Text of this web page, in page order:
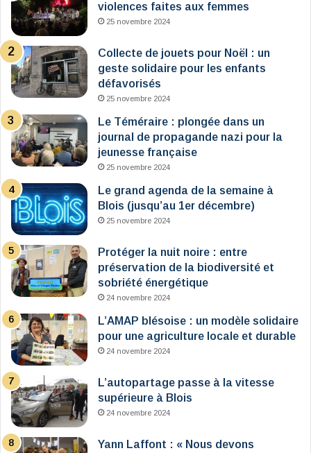
violences faites aux femmes
25 novembre 2024
Collecte de jouets pour Noël : un
geste solidaire pour les enfants
défavorisés
25 novembre 2024
Le Téméraire : plongée dans un
journal de propagande nazi pour la
jeunesse française
25 novembre 2024
Le grand agenda de la semaine à
Blois (jusqu’au 1er décembre)
25 novembre 2024
Protéger la nuit noire : entre
préservation de la biodiversité et
sobriété énergétique
24 novembre 2024
L’AMAP blésoise : un modèle solidaire
pour une agriculture locale et durable
24 novembre 2024
L’autopartage passe à la vitesse
supérieure à Blois
24 novembre 2024
Yann Laffont : « Nous devons